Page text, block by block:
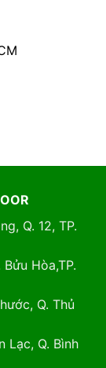
Q. 12, TP.
Hòa,TP.
Q. Thủ
Lạc, Q. Bình